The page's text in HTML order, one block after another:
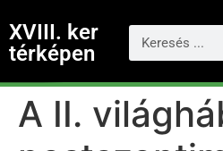
XVIII. ker
térképen
A II.